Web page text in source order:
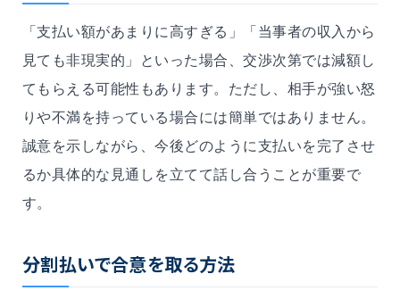
「支払い額があまりに高すぎる」「当事者の収入から
見ても非現実的」といった場合、交渉次第では減額し
てもらえる可能性もあります。ただし、相手が強い怒
りや不満を持っている場合には簡単ではありません。
誠意を示しながら、今後どのように支払いを完了させ
るか具体的な見通しを立てて話し合うことが重要で
す。
分割払いで合意を取る方法